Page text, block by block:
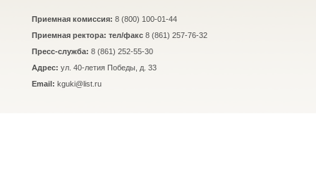
Приемная комиссия: 8 (800) 100-01-44
Приемная ректора: тел/факс 8 (861) 257-76-32
Пресс-служба: 8 (861) 252-55-30
Адрес: ул. 40-летия Победы, д. 33
Email: kguki@list.ru